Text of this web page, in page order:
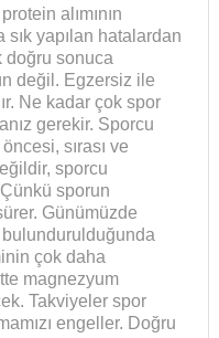
alımının
yapılan hatalardan
doğru sonuca
değil. Egzersiz ile
Ne kadar çok spor
gerekir. Sporcu
sırası ve
sporcu
sporun
Günümüzde
çok daha
magnezyum
Takviyeler spor
engeller. Doğru